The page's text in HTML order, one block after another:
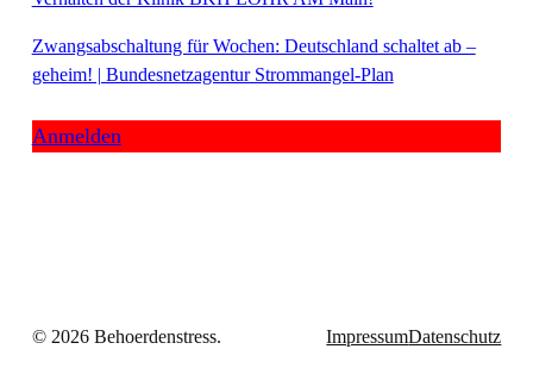
Zwangsabschaltung für Wochen: Deutschland schaltet ab –
geheim! | Bundesnetzagentur Strommangel-Plan
Anmelden
© 2026 Behoerdenstress. ImpressumDatenschutz